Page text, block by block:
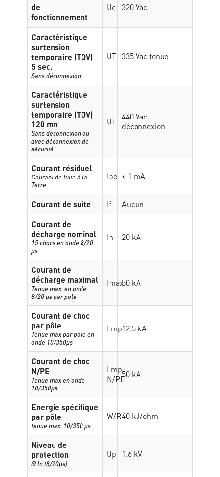
de
fonctionnement
Uc 320 Vac
Caractéristique
surtension
temporaire (TOV)
5 sec.
Sans déconnexion
UT 335 Vac tenue
Caractéristique
surtension
temporaire (TOV)
120 mn
Sans déconnexion ou
avec déconnexion de
sécurité
UT 440 Vac
déconnexion
Courant résiduel
Courant de fuite à la
Terre
Ipe < 1 mA
Courant de suite If
Aucun
Courant de
décharge nominal
15 chocs en onde 8/20
µs
In 20 kA
Courant de
décharge maximal
Tenue max. en onde
8/20 µs par pole
Imax50 kA
Courant de choc
par pôle
Tenue max par pole en
onde 10/350µs
Iimp12.5 kA
Courant de choc
N/PE
Tenue max en onde
10/350µs
Iimp
N/PE50 kA
Energie spécifique
par pôle
tenue max. 10/350 µs
W/R40 kJ/ohm
Niveau de
protection
@ In (8/20µs)
Up 1.6 kV